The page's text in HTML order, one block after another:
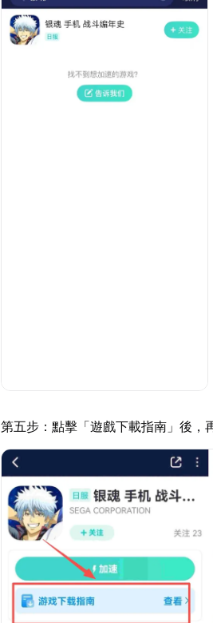
第五步：點擊「遊戲下載指南」後，